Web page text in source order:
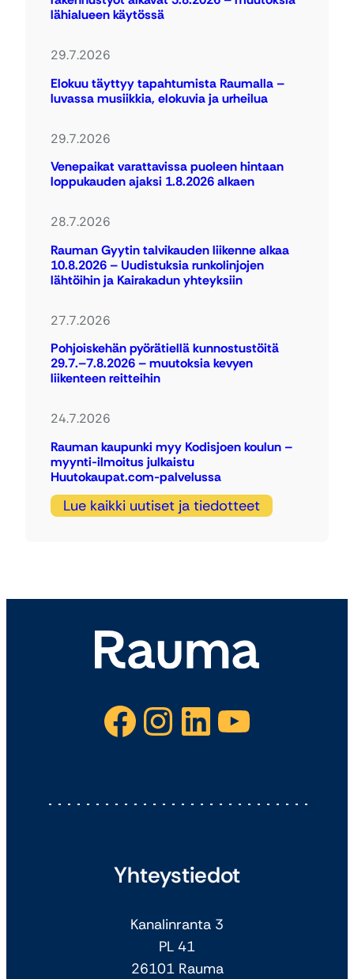
lähialueen käytössä
29.7.2026
Elokuu täyttyy tapahtumista Raumalla –
luvassa musiikkia, elokuvia ja urheilua
29.7.2026
Venepaikat varattavissa puoleen hintaan
loppukauden ajaksi 1.8.2026 alkaen
28.7.2026
Rauman Gyytin talvikauden liikenne alkaa
10.8.2026 – Uudistuksia runkolinjojen
lähtöihin ja Kairakadun yhteyksiin
27.7.2026
Pohjoiskehän pyörätiellä kunnostustöitä
29.7.–7.8.2026 – muutoksia kevyen
liikenteen reitteihin
24.7.2026
Rauman kaupunki myy Kodisjoen koulun –
myynti-ilmoitus julkaistu
Huutokaupat.com-palvelussa
Lue kaikki uutiset ja tiedotteet
Facebook Instagram LinkedIn YouTube
Yhteystiedot
Kanalinranta 3
PL 41
26101 Rauma